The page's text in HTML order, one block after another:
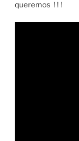
queremos ! ! !